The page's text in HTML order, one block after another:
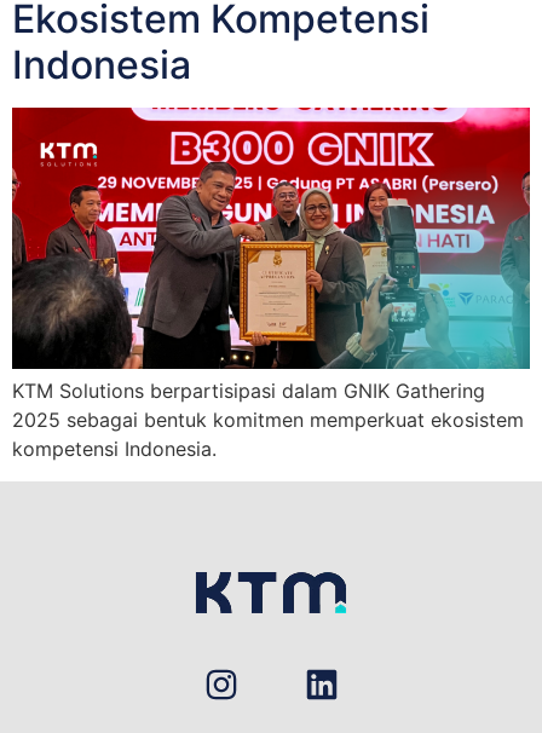
Ekosistem Kompetensi
Indonesia
KTM Solutions berpartisipasi dalam GNIK Gathering
2025 sebagai bentuk komitmen memperkuat ekosistem
kompetensi Indonesia.